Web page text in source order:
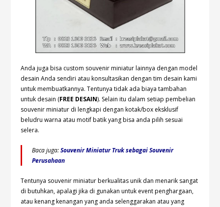
Anda juga bisa custom souvenir miniatur lainnya dengan model
desain Anda sendiri atau konsultasikan dengan tim desain kami
untuk membuatkannya. Tentunya tidak ada biaya tambahan
untuk desain (FREE DESAIN). Selain itu dalam setiap pembelian
souvenir miniatur di lengkapi dengan kotak/box eksklusif
beludru warna atau motif batik yang bisa anda pilih sesuai
selera.
Baca juga:Souvenir Miniatur Truk sebagai Souvenir
Perusahaan
Tentunya souvenir miniatur berkualitas unik dan menarik sangat
di butuhkan, apalagi jika di gunakan untuk event penghargaan,
atau kenang kenangan yang anda selenggarakan atau yang